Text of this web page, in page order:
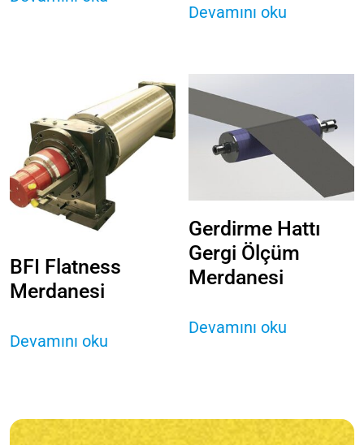
Devamını oku
BFI Flatness
Merdanesi
Devamını oku
Gerdirme Hattı
Gergi Ölçüm
Merdanesi
Devamını oku